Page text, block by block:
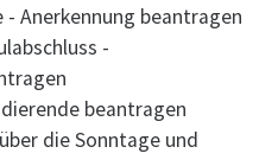
- Anerkennung beantragen
-
beantragen
die Sonntage und